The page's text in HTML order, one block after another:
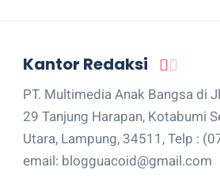
Kantor Redaksi
PT. Multimedia Anak Bangsa di
29 Tanjung Harapan, Kotabumi
Utara, Lampung, 34511, Telp :
email: blogguacoid@gmail.com